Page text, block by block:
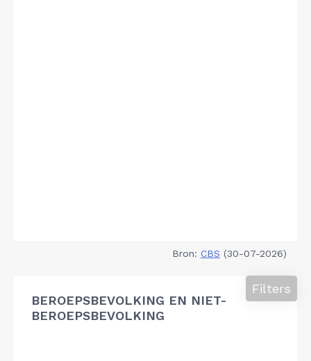
Bron: CBS (30-07-2026)
BEROEPSBEVOLKING EN NIET-
BEROEPSBEVOLKING
Filters